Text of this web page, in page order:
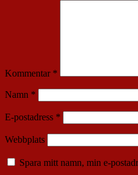
Kommentar *
Namn *
E-postadress *
Webbplats
Spara mitt namn, min e-